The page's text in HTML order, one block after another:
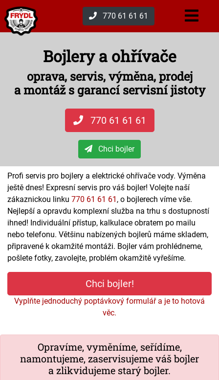
770 61 61 61
Bojlery a ohřívače
oprava, servis, výměna, prodej
a montáž s garancí servisní jistoty
770 61 61 61
Chci bojler
Profi servis pro bojlery a elektrické ohřívače vody. Výměna
ještě dnes! Expresní servis pro váš bojler! Volejte naší
zákaznickou linku 770 61 61 61 , o bojlerech víme vše.
Nejlepší a opravdu komplexní služba na trhu s dostupností
ihned! Individuální přístup, kalkulace obratem po mailu
nebo telefonu. Většinu nabízených bojlerů máme skladem,
připravené k okamžité montáži. Bojler vám prohlédneme,
pošlete fotky, zavolejte, problém okamžitě vyřešíme.
Chci bojler!
Vyplňte jednoduchý poptávkový formulář a je to hotová
věc.
Opravíme, vyměníme, seřídíme,
namontujeme, zaservisujeme váš bojler
a zlikvidujeme starý bojler.